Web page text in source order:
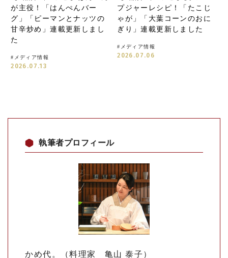
が主役！「はんぺんバー
グ」「ピーマンとナッツの
甘辛炒め」連載更新しまし
た
# メディア情報
2026.07.13
プジャーレシピ！「たこじ
ゃが」「大葉コーンのおに
ぎり」連載更新しました
# メディア情報
2026.07.06
執筆者プロフィール
かめ代。（料理家 亀山 泰子）